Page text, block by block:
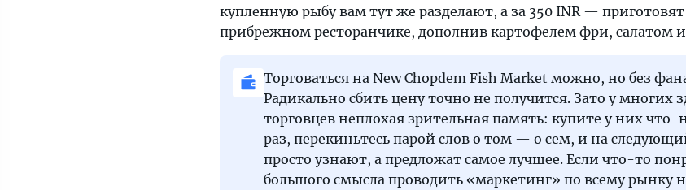
купленную рыбу вам тут же разделают, а за 350 INR —
прибрежном ресторанчике, дополнив картофелем фри, салатом и
Торговаться на New Chopdem Fish Market можно, но без
Радикально сбить цену точно не получится. Зато у многих
торговцев неплохая зрительная память: купите у них что-
раз, перекиньтесь парой слов о том — о сем, и на
просто узнают, а предложат самое лучшее. Если что-то
большого смысла проводить «маркетинг» по всему рынку